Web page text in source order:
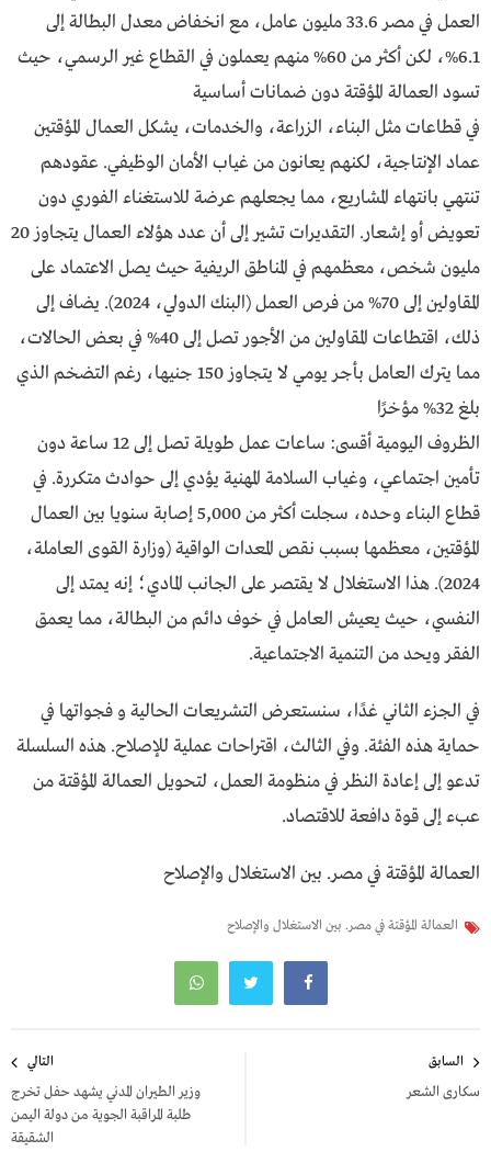
العمل في مصر 33.6 مليون عامل، مع انخفاض معدل البطالة إلى
6.1%، لكن أكثر من 60% منهم يعملون في القطاع غير الرسمي، حيث
تسود العمالة المؤقتة دون ضمانات أساسية
في قطاعات مثل البناء، الزراعة، والخدمات، يشكل العمال المؤقتين
عماد الإنتاجية، لكنهم يعانون من غياب الأمان الوظيفي. عقودهم
تنتهي بانتهاء المشاريع، مما يجعلهم عرضة للاستغناء الفوري دون
تعويض أو إشعار. التقديرات تشير إلى أن عدد هؤلاء العمال يتجاوز 20
مليون شخص، معظمهم في المناطق الريفية حيث يصل الاعتماد على
المقاولين إلى 70% من فرص العمل (البنك الدولي، 2024). يضاف إلى
ذلك، اقتطاعات المقاولين من الأجور تصل إلى 40% في بعض الحالات،
مما يترك العامل بأجر يومي لا يتجاوز 150 جنيها، رغم التضخم الذي
بلغ 32% مؤخرًا
الظروف اليومية أقسى: ساعات عمل طويلة تصل إلى 12 ساعة دون
تأمين اجتماعي، وغياب السلامة المهنية يؤدي إلى حوادث متكررة. في
قطاع البناء وحده، سجلت أكثر من 5,000 إصابة سنويا بين العمال
المؤقتين، معظمها بسبب نقص المعدات الواقية (وزارة القوى العاملة،
2024). هذا الاستغلال لا يقتصر على الجانب المادي؛ إنه يمتد إلى
النفسي، حيث يعيش العامل في خوف دائم من البطالة، مما يعمق
الفقر ويحد من التنمية الاجتماعية.
في الجزء الثاني غدًا، سنستعرض التشريعات الحالية و فجواتها في
حماية هذه الفئة. وفي الثالث، اقتراحات عملية للإصلاح. هذه السلسلة
تدعو إلى إعادة النظر في منظومة العمل، لتحويل العمالة المؤقتة من
عبء إلى قوة دافعة للاقتصاد.
العمالة المؤقتة في مصر. بين الاستغلال والإصلاح
العمالة المؤقتة في مصر. بين الاستغلال والإصلاح
المقالات
السابق
سكارى الشعر
التالي
وزير الطيران المدني يشهد حفل تخرج
طلبة المراقبة الجوية من دولة اليمن
الشقيقة